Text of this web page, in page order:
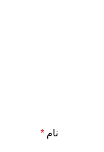
نام *